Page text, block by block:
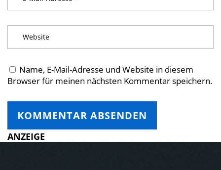
Name, E-Mail-Adresse und Website in diesem
Browser für meinen nächsten Kommentar speichern.
ANZEIGE